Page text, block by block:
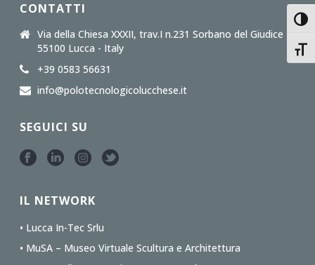
CONTATTI
Via della Chiesa XXXII, trav.I n.231 Sorbano del Giudice
55100 Lucca - Italy
+39 0583 56631
info@polotecnologicolucchese.it
SEGUICI SU
IL NETWORK
• Lucca In-Tec Srlu
• MuSA – Museo Virtuale Scultura e Architettura